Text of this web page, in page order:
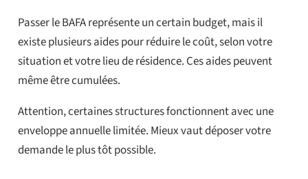
Passer le BAFA représente un certain budget, mais il
existe plusieurs aides pour réduire le coût, selon votre
situation et votre lieu de résidence. Ces aides peuvent
même être cumulées.
Attention, certaines structures fonctionnent avec une
enveloppe annuelle limitée. Mieux vaut déposer votre
demande le plus tôt possible.